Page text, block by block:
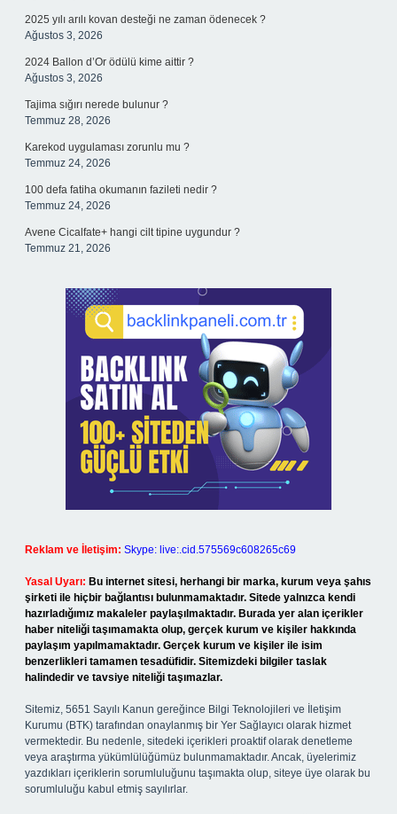
2025 yılı arılı kovan desteği ne zaman ödenecek ?
Ağustos 3, 2026
2024 Ballon d’Or ödülü kime aittir ?
Ağustos 3, 2026
Tajima sığırı nerede bulunur ?
Temmuz 28, 2026
Karekod uygulaması zorunlu mu ?
Temmuz 24, 2026
100 defa fatiha okumanın fazileti nedir ?
Temmuz 24, 2026
Avene Cicalfate+ hangi cilt tipine uygundur ?
Temmuz 21, 2026
Reklam ve İletişim: Skype: live:.cid.575569c608265c69
Yasal Uyarı: Bu internet sitesi, herhangi bir marka, kurum veya şahıs
şirketi ile hiçbir bağlantısı bulunmamaktadır. Sitede yalnızca kendi
hazırladığımız makaleler paylaşılmaktadır. Burada yer alan içerikler
haber niteliği taşımamakta olup, gerçek kurum ve kişiler hakkında
paylaşım yapılmamaktadır. Gerçek kurum ve kişiler ile isim
benzerlikleri tamamen tesadüfidir. Sitemizdeki bilgiler taslak
halindedir ve tavsiye niteliği taşımazlar.
Sitemiz, 5651 Sayılı Kanun gereğince Bilgi Teknolojileri ve İletişim
Kurumu (BTK) tarafından onaylanmış bir Yer Sağlayıcı olarak hizmet
vermektedir. Bu nedenle, sitedeki içerikleri proaktif olarak denetleme
veya araştırma yükümlülüğümüz bulunmamaktadır. Ancak, üyelerimiz
yazdıkları içeriklerin sorumluluğunu taşımakta olup, siteye üye olarak bu
sorumluluğu kabul etmiş sayılırlar.